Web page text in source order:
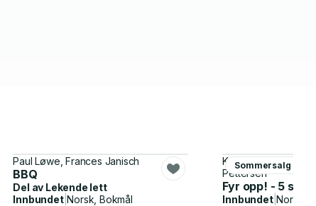
Paul Løwe, Frances Janisch
BBQ
Del av Lekende lett
Innbundet|Norsk, Bokmål
Sommersalg
Kristoffer
Pettersen
Fyr opp! - 5
Innbundet|Norsk,